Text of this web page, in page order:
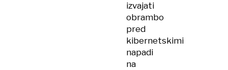
izvajati
obrambo
pred
kibernetskimi
napadi
na